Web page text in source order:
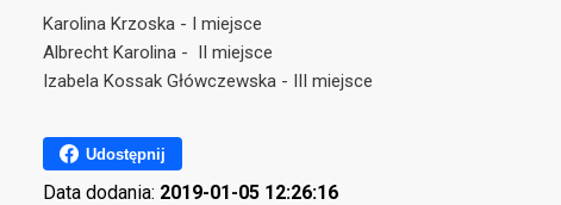
Karolina Krzoska - I miejsce
Albrecht Karolina - II miejsce
Izabela Kossak Główczewska - III miejsce
Udostępnij
Data dodania: 2019-01-05 12:26:16